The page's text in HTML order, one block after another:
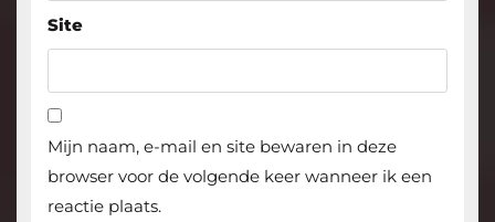
Site
Mijn naam, e-mail en site bewaren in deze
browser voor de volgende keer wanneer ik een
reactie plaats.